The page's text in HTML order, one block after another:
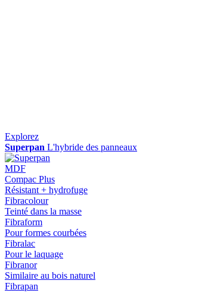
Explorez
Superpan L'hybride des panneaux
MDF
Compac Plus
Résistant + hydrofuge
Fibracolour
Teinté dans la masse
Fibraform
Pour formes courbées
Fibralac
Pour le laquage
Fibranor
Similaire au bois naturel
Fibrapan